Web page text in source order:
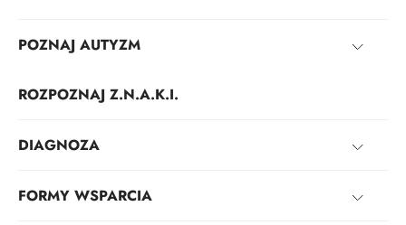
POZNAJ AUTYZM
ROZPOZNAJ Z.N.A.K.I.
DIAGNOZA
FORMY WSPARCIA